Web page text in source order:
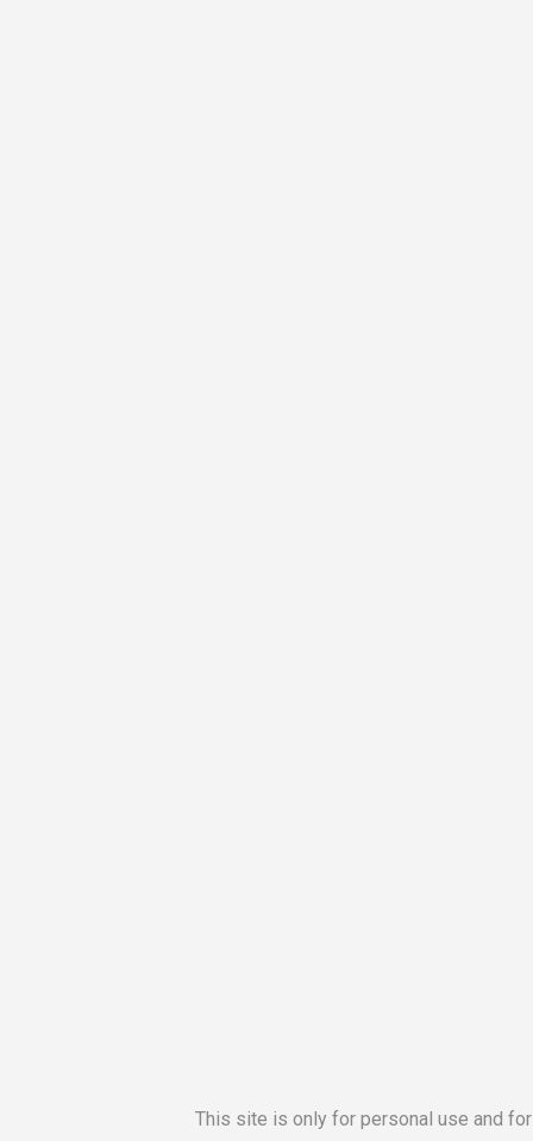
This site is only for personal use and